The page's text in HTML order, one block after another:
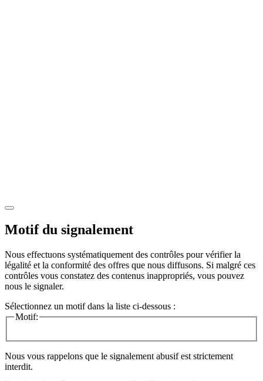
Motif du signalement
Nous effectuons systématiquement des contrôles pour vérifier la
légalité et la conformité des offres que nous diffusons. Si malgré ces
contrôles vous constatez des contenus inappropriés, vous pouvez
nous le signaler.
Sélectionnez un motif dans la liste ci-dessous :
Motif:
Nous vous rappelons que le signalement abusif est strictement
interdit.